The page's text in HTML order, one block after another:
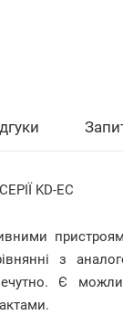
KD-EC
з
Є